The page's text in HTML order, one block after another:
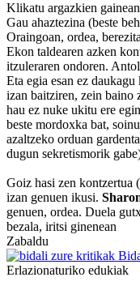
Klikatu argazkien
Gau ahaztezina (beste
Oraingoan, ordea,
Ekon taldearen azken
itzuleraren ondoren.
Eta egia esan ez
izan baitziren, zein baino
hau ez nuke ukitu ere
beste mordoxka bat,
azaltzeko orduan
dugun sekretismorik
Goiz hasi zen kontzertua
izan genuen ikusi.
genuen, ordea. Duela
bezala, iritsi ginenean
Zabaldu
Erlazionaturiko edukiak